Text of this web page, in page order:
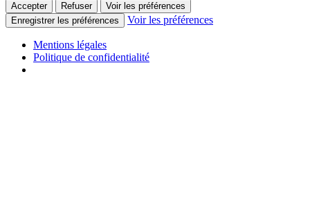
Accepter Refuser
Voir les préférences
Enregistrer les préférences
Voir les préférences
Mentions légales
Politique de confidentialité